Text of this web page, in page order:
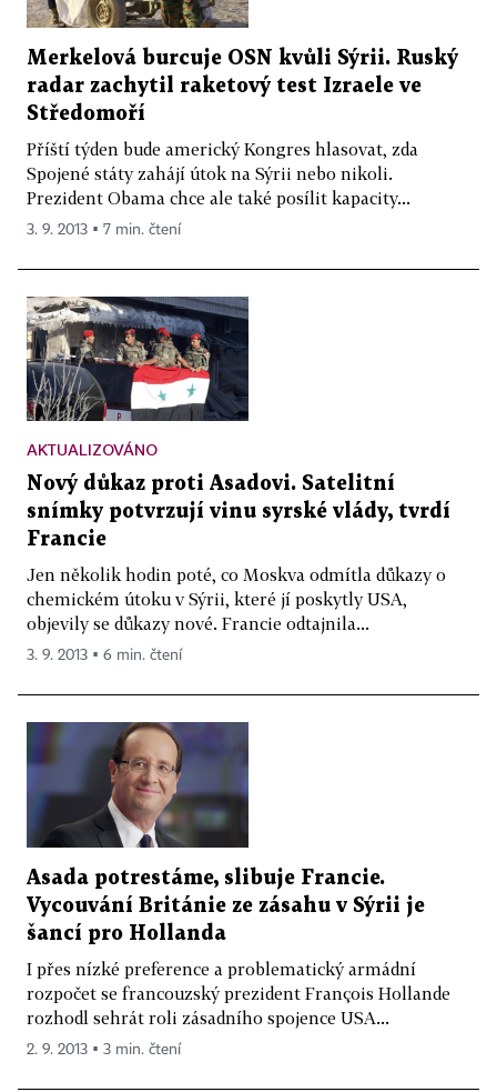
Merkelová burcuje OSN kvůli Sýrii. Ruský
radar zachytil raketový test Izraele ve
Středomoří
Příští týden bude americký Kongres hlasovat, zda
Spojené státy zahájí útok na Sýrii nebo nikoli.
Prezident Obama chce ale také posílit kapacity...
3. 9. 2013 ▪ 7 min. čtení
AKTUALIZOVÁNO
Nový důkaz proti Asadovi. Satelitní
snímky potvrzují vinu syrské vlády, tvrdí
Francie
Jen několik hodin poté, co Moskva odmítla důkazy o
chemickém útoku v Sýrii, které jí poskytly USA,
objevily se důkazy nové. Francie odtajnila...
3. 9. 2013 ▪ 6 min. čtení
Asada potrestáme, slibuje Francie.
Vycouvání Británie ze zásahu v Sýrii je
šancí pro Hollanda
I přes nízké preference a problematický armádní
rozpočet se francouzský prezident François Hollande
rozhodl sehrát roli zásadního spojence USA...
2. 9. 2013 ▪ 3 min. čtení